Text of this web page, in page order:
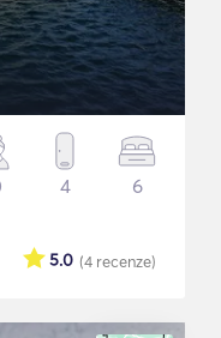
4 6
(4 recenze)
5.0